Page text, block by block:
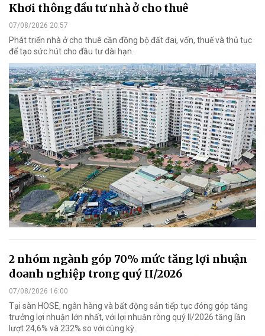
Khơi thông đầu tư nhà ở cho thuê
07/08/2026 20:57
Phát triển nhà ở cho thuê cần đồng bộ đất đai, vốn, thuế và thủ tục
để tạo sức hút cho đầu tư dài hạn.
2 nhóm ngành góp 70% mức tăng lợi nhuận
doanh nghiệp trong quý II/2026
07/08/2026 16:00
Tại sàn HOSE, ngân hàng và bất động sản tiếp tục đóng góp tăng
trưởng lợi nhuận lớn nhất, với lợi nhuận ròng quý II/2026 tăng lần
lượt 24,6% và 232% so với cùng kỳ.